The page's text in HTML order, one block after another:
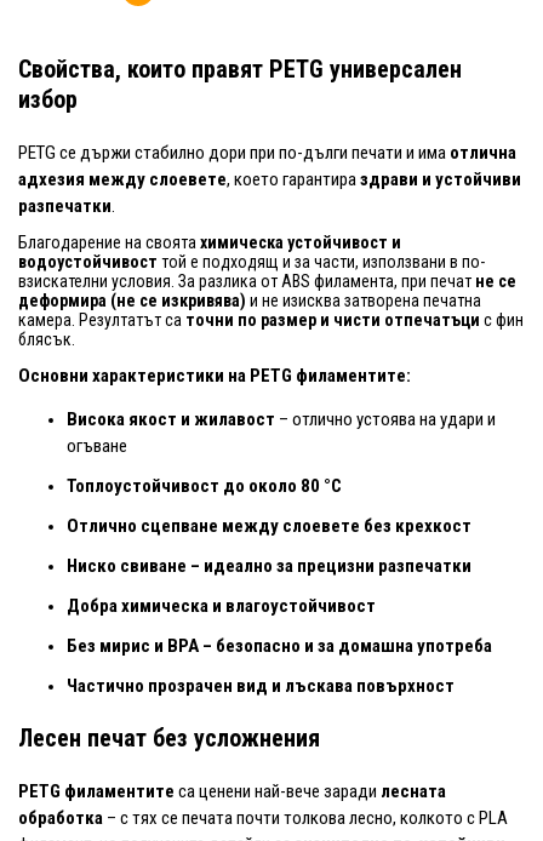
Свойства, които правят PETG универсален
избор
PETG се държи стабилно дори при по-дълги печати и има отлична
адхезия между слоевете, което гарантираздрави и устойчиви
разпечатки.
Благодарение на своята химическа устойчивост и
водоустойчивост той е подходящ и за части, използвани в по-
взискателни условия. За разлика от ABS филамента, при печат не се
деформира (не се изкривява) и не изисква затворена печатна
камера. Резултатът са точни по размер и чисти отпечатъци с фин
блясък.
Основни характеристики на PETG филаментите:
Висока якост и жилавост – отлично устоява на удари и
огъване
Топлоустойчивост до около 80 °C
Отлично сцепване между слоевете без крехкост
Ниско свиване – идеално за прецизни разпечатки
Добра химическа и влагоустойчивост
Без мирис и BPA – безопасно и за домашна употреба
Частично прозрачен вид и лъскава повърхност
Лесен печат без усложнения
PETG филаментите са ценени най-вече заради лесната
обработка – с тях се печата почти толкова лесно, колкото с PLA